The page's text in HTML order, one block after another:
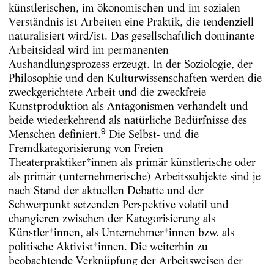
künstlerischen, im ökonomischen und im sozialen
Verständnis ist Arbeiten eine Praktik, die tendenziell
naturalisiert wird/ist. Das gesellschaftlich dominante
Arbeitsideal wird im permanenten
Aushandlungsprozess erzeugt. In der Soziologie, der
Philosophie und den Kulturwissenschaften werden die
zweckgerichtete Arbeit und die zweckfreie
Kunstproduktion als Antagonismen verhandelt und
beide wiederkehrend als natürliche Bedürfnisse des
Menschen definiert.9Die Selbst- und die
Fremdkategorisierung von Freien
Theaterpraktiker*innen als primär künstlerische oder
als primär (unternehmerische) Arbeitssubjekte sind je
nach Stand der aktuellen Debatte und der
Schwerpunkt setzenden Perspektive volatil und
changieren zwischen der Kategorisierung als
Künstler*innen, als Unternehmer*innen bzw. als
politische Aktivist*innen. Die weiterhin zu
beobachtende Verknüpfung der Arbeitsweisen der